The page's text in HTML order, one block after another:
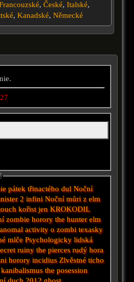
, České, Italské,
, Kanadské, Německé
pátek třinactého dul Noční
2 infini Noční můri z elm
kořist jen KROKODIL
zombie horory the hunter elm
activity o zombi texasky
mlče Psychologicky lidská
ruiny the pierces rudý hora
hororyincidius Zlvěstné ticho
kanibalismus the posession
duch 2012 ghost